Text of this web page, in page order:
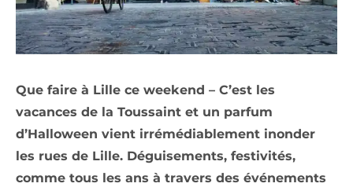
Que faire à Lille ce weekend – C’est les
vacances de la Toussaint et un parfum
d’Halloween vient irrémédiablement inonder
les rues de Lille. Déguisements, festivités,
comme tous les ans à travers des événements